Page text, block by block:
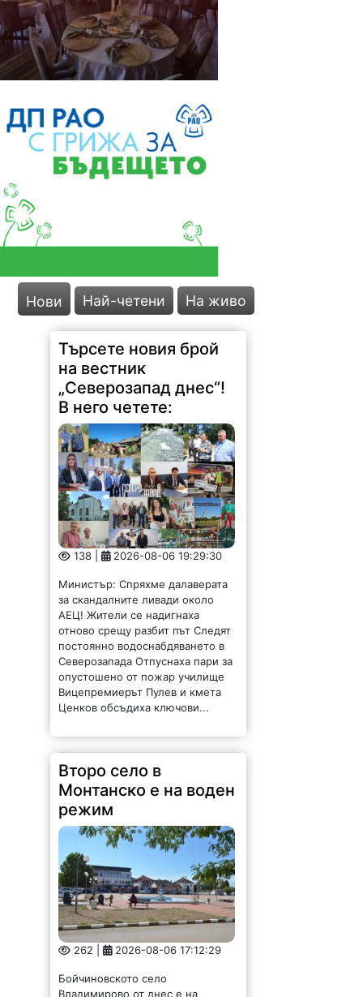
Нови Най-четени На живо
Търсете новия брой
на вестник
„Северозапад днес“!
В него четете:
138 | 2026-08-06 19:29:30
Министър: Спряхме далаверата
за скандалните ливади около
АЕЦ! Жители се надигнаха
отново срещу разбит път Следят
постоянно водоснабдяването в
Северозапада Отпуснаха пари за
опустошено от пожар училище
Вицепремиерът Пулев и кмета
Ценков обсъдиха ключови...
Второ село в
Монтанско е на воден
режим
262 | 2026-08-06 17:12:29
Бойчиновското село
Владимирово от днес е на